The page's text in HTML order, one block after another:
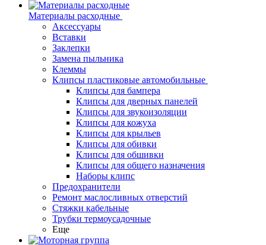
Материалы расходные
Аксессуары
Вставки
Заклепки
Замена пыльника
Клеммы
Клипсы пластиковые автомобильные
Клипсы для бампера
Клипсы для дверных панелей
Клипсы для звукоизоляции
Клипсы для кожуха
Клипсы для крыльев
Клипсы для обивки
Клипсы для обшивки
Клипсы для общего назначения
Наборы клипс
Предохранители
Ремонт маслосливных отверстий
Стяжки кабельные
Трубки термоусадочные
Еще